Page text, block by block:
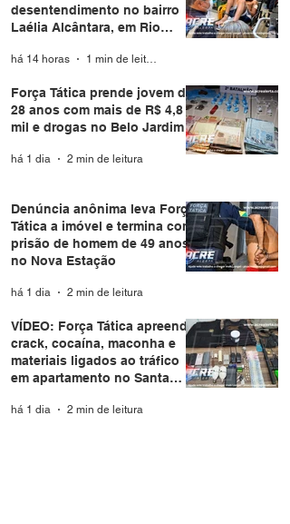
desentendimento no bairro
Laélia Alcântara, em Rio
há 14 horas 1 min de leitura
Força Tática prende jovem de
28 anos com mais de R$ 4,8
mil e drogas no Belo Jardim I
há 1 dia 2 min de leitura
Denúncia anônima leva Força
Tática a imóvel e termina com
prisão de homem de 49 anos
no Nova Estação
há 1 dia 2 min de leitura
VÍDEO: Força Tática apreende
crack, cocaína, maconha e
materiais ligados ao tráfico
em apartamento no Santa
há 1 dia 2 min de leitura